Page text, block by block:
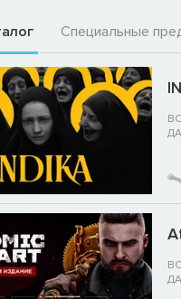
Специальные